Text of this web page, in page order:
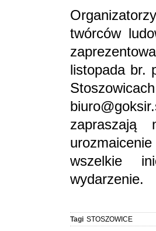
twórców
listopada br.
zapraszają
wszelkie
wydarzenie.
Tagi STOSZOWICE